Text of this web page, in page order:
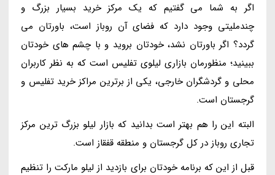
اگر به شما می گفتیم که یک مرکز خرید بسیار بزرگ و
چندملیتی وجود دارد که فضای آن روباز است، باورتان می
گردد؟ اگر باورتان نشد، خودتان بروید و با چشم های خودتان
ببینید؛ منظورمان بازاری لیلوی تفلیس است که به نظر کاربران
محلی و گردشگران خارجی، یکی از برترین مراکز خرید تفلیس و
گرجستان است.
البته این را هم بهتر است بدانید که بازار لیلو بزرگ ترین مرکز
تجاری روباز در کل گرجستان و منطقه قفقاز است.
قبل از این که برنامه خودتان برای بازدید از لیلو مارکت را تنظیم